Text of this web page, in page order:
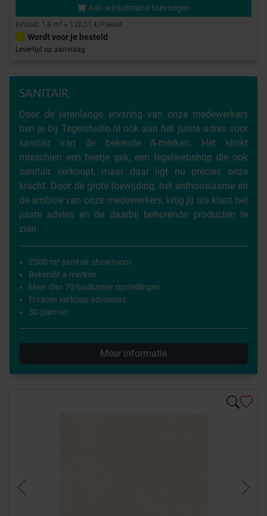
Aan winkelmand toevoegen
Inhoud: 1,8 m² = 120,51 €/Pakket
Wordt voor je besteld
Levertijd op aanvraag
SANITAIR
Door de jarenlange ervaring van onze medewerkers
ben je bij Tegelstudio.nl ook aan het juiste adres voor
sanitair van de bekende A-merken. Het klinkt
misschien een beetje gek; een tegelwebshop die ook
sanitair verkoopt, maar daar ligt nu precies onze
kracht. Door de grote toewijding, het enthousiasme en
de ambitie van onze medewerkers, krijg jij als klant het
juiste advies en de daarbij behorende producten te
zien.
2500 m² sanitair showroom
Bekende a-merken
Meer dan 70 badkamer opstellingen
Ervaren verkoop adviseurs
3D planner
Meer informatie
Previous Next